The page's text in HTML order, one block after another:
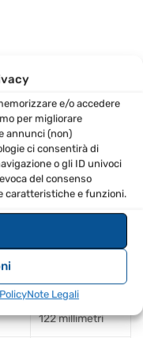
e/o accedere
per migliorare
annunci (non)
ci consentirà di
o gli ID univoci
del consenso
caratteristiche e funzioni.
Note Legali
necessario
3.3
126 millimetri
122 millimetri